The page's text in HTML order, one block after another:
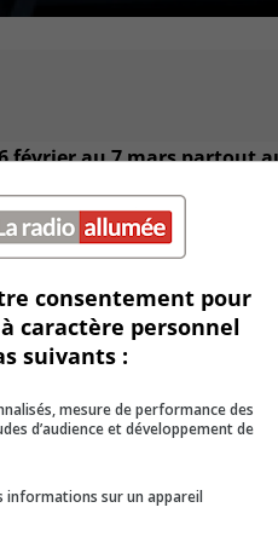
février au 7 mars partout
familiales ou entre amis
des règles sanitaires
consentement pour
caractère personnel
suivants :
mesure de performance des
d’audience et développement de
informations sur un appareil